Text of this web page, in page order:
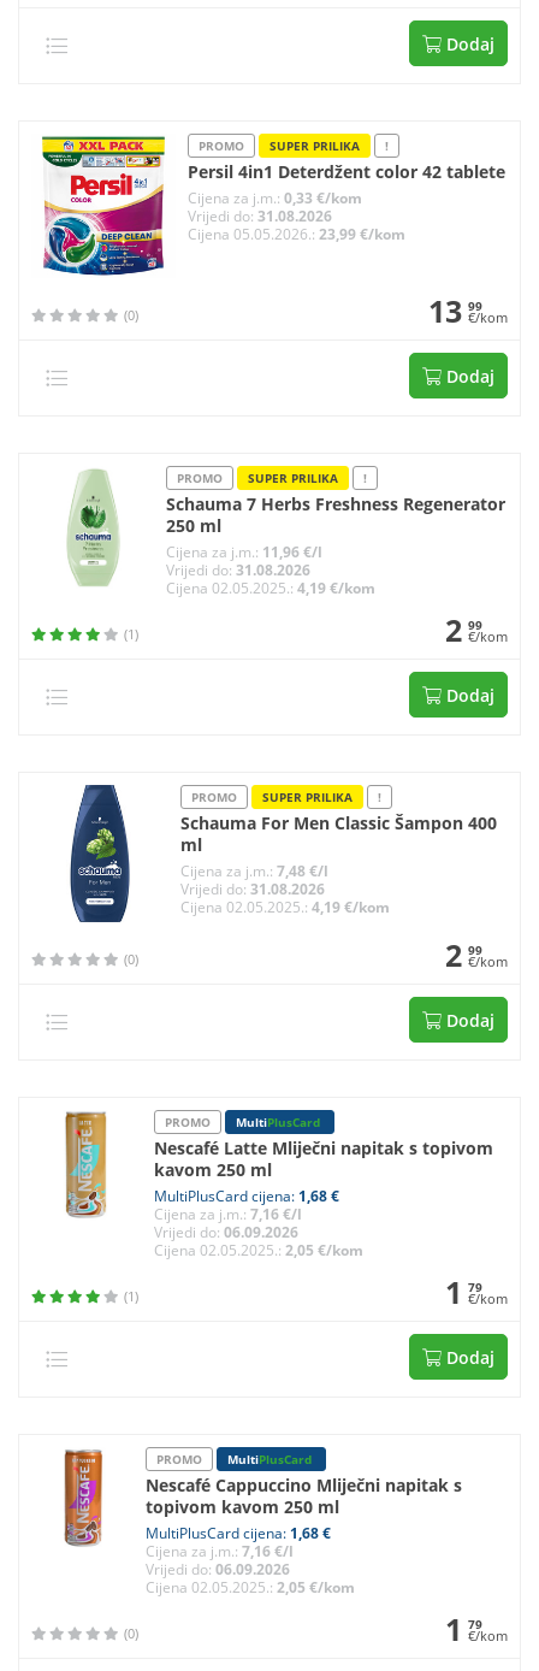
Dodaj
PROMO SUPER PRILIKA !
Persil 4in1 Deterdžent color 42 tablete
Cijena za j.m.: 0,33 €/kom
Vrijedi do: 31.08.2026
Cijena 05.05.2026.: 23,99 €/kom
(0) 13 99
€/kom
Dodaj
PROMO SUPER PRILIKA !
Schauma 7 Herbs Freshness Regenerator
250 ml
Cijena za j.m.: 11,96 €/l
Vrijedi do:31.08.2026
Cijena 02.05.2025.:4,19 €/kom
(1) 2 99
€/kom
Dodaj
PROMO SUPER PRILIKA !
Schauma For Men Classic Šampon 400
ml
Cijena za j.m.:7,48 €/l
Vrijedi do:31.08.2026
Cijena 02.05.2025.:4,19 €/kom
(0) 2 99
€/kom
Dodaj
PROMO MultiPlusCard
Nescafé Latte Mliječni napitak s topivom
kavom 250 ml
MultiPlusCard cijena: 1,68 €
Cijena za j.m.: 7,16 €/l
Vrijedi do: 06.09.2026
Cijena 02.05.2025.: 2,05 €/kom
(1) 1 79
€/kom
Dodaj
PROMO MultiPlusCard
Nescafé Cappuccino Mliječni napitak s
topivom kavom 250 ml
MultiPlusCard cijena: 1,68 €
Cijena za j.m.: 7,16 €/l
Vrijedi do: 06.09.2026
Cijena 02.05.2025.: 2,05 €/kom
(0) 1 79
€/kom